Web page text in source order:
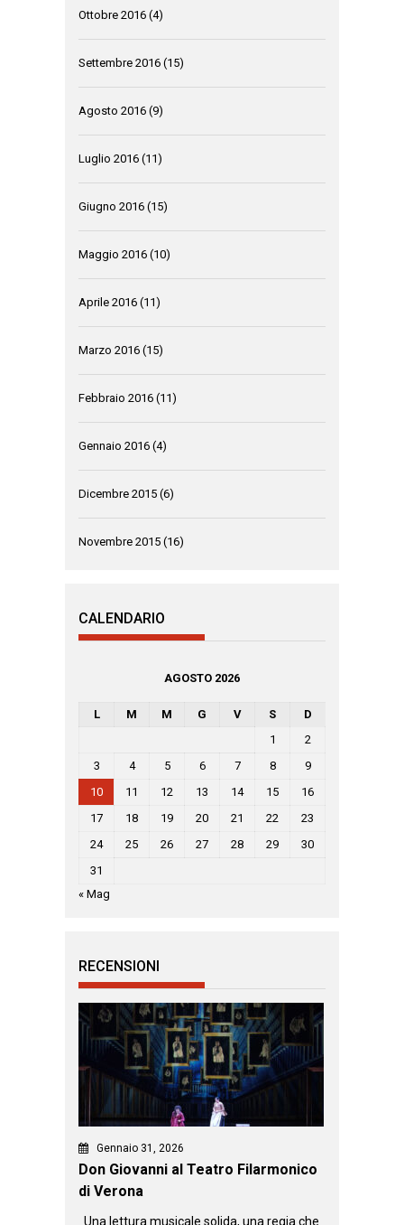
Ottobre 2016 (4)
Settembre 2016 (15)
Agosto 2016 (9)
Luglio 2016 (11)
Giugno 2016 (15)
Maggio 2016 (10)
Aprile 2016 (11)
Marzo 2016 (15)
Febbraio 2016 (11)
Gennaio 2016 (4)
Dicembre 2015 (6)
Novembre 2015 (16)
CALENDARIO
AGOSTO 2026
L M M G V S
D
1
2
3
4 5 6 7 8
9
10
11 12 13 14 15
16
17
18 19 20 21 22
23
24
25 26 27 28 29
30
31
« Mag
RECENSIONI
Gennaio 31, 2026
Don Giovanni al Teatro Filarmonico
di Verona
Una lettura musicale solida, una regia che